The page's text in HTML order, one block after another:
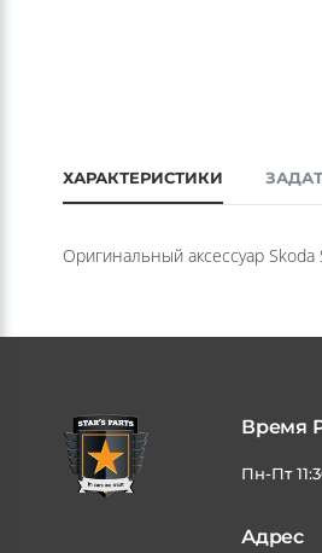
ХАРАКТЕРИСТИКИ
Оригинальный аксессуар
Время
Пн-Пт
Адрес